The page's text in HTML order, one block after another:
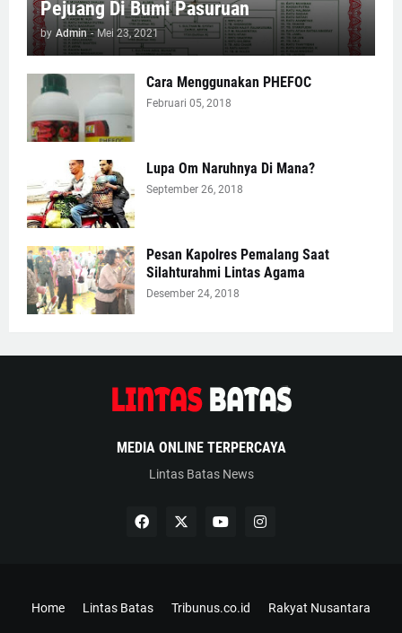
Pejuang Di Bumi Pasuruan
by Admin - Mei 23, 2021
Cara Menggunakan PHEFOC
Februari 05, 2018
Lupa Om Naruhnya Di Mana?
September 26, 2018
Pesan Kapolres Pemalang Saat
Silahturahmi Lintas Agama
Desember 24, 2018
MEDIA ONLINE TERPERCAYA
Lintas Batas News
Home Lintas Batas Tribunus.co.id Rakyat Nusantara